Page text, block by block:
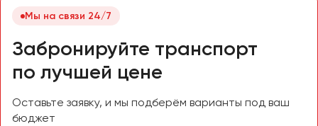
Мы на связи 24/7
Забронируйте транспорт
по лучшей цене
Оставьте заявку, и мы подберём варианты под ваш
бюджет